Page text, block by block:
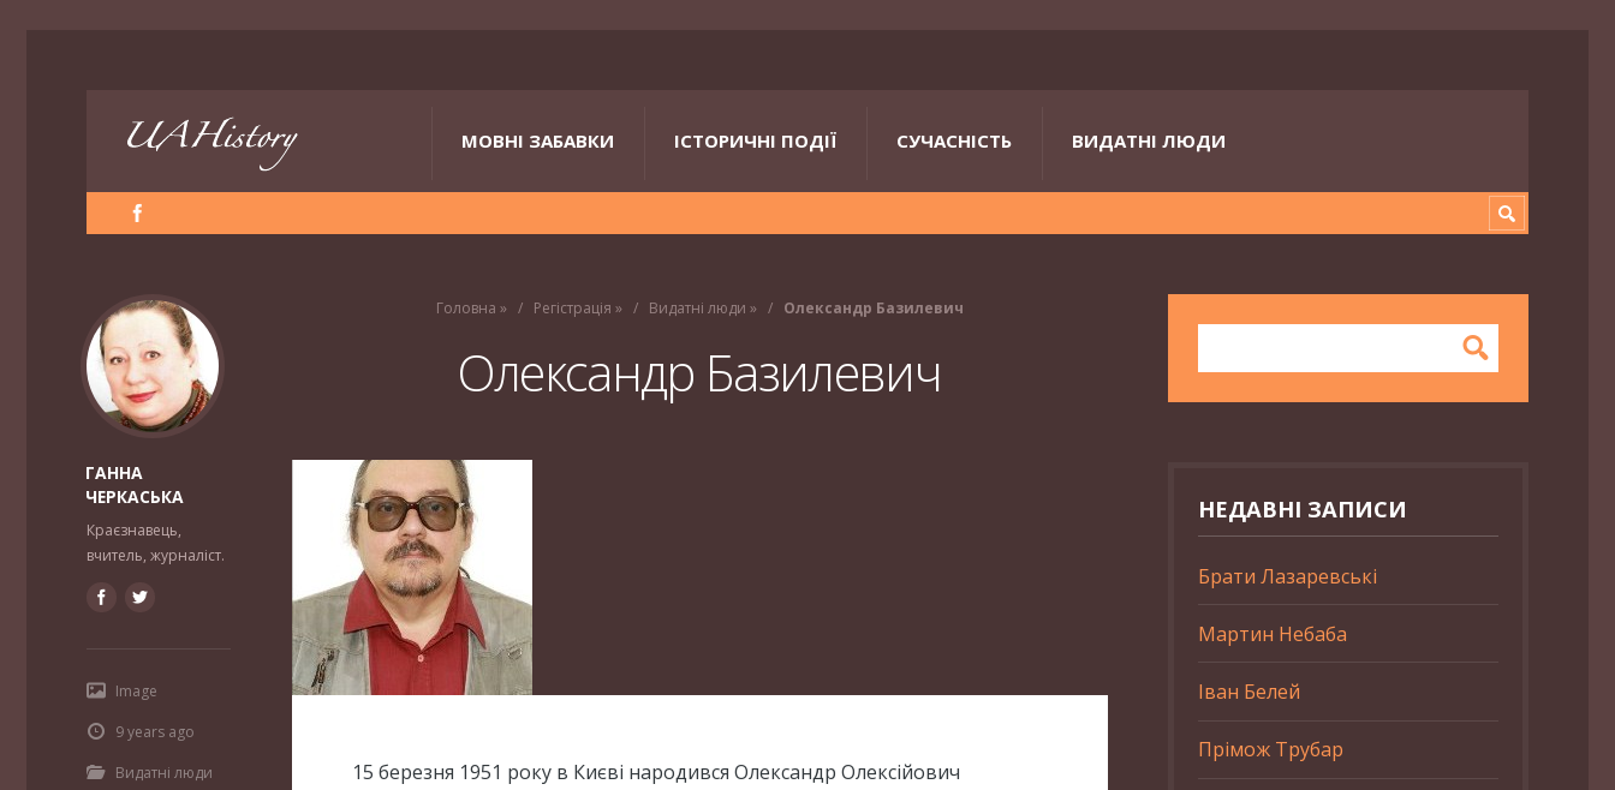
МОВНІ ЗАБАВКИ ІСТОРИЧНІ ПОДІЇ СУЧАСНІСТЬ ВИДАТНІ ЛЮДИ
Головна » Регістрація » Видатні люди » Олександр Базилевич
Олександр Базилевич
15 березня 1951 року в Києві народився Олександр Олексійович
ГАННА
ЧЕРКАСЬКА
Краєзнавець,
вчитель, журналіст.
Image
9 years ago
Видатні люди
НЕДАВНІ ЗАПИСИ
Брати Лазаревські
Мартин Небаба
Іван Белей
Прімож Трубар